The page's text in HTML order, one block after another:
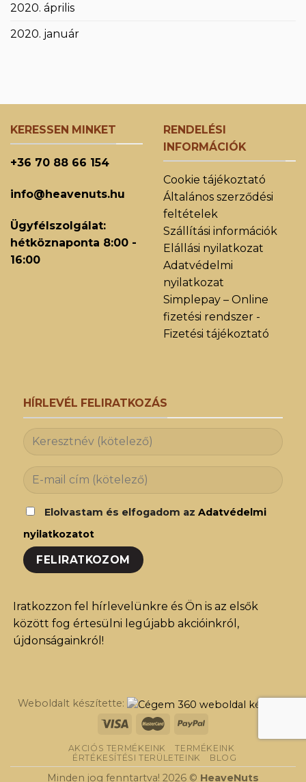
2020. április
2020. január
KERESSEN MINKET
+36 70 88 66 154
info@heavenuts.hu
Ügyfélszolgálat:
hétköznaponta 8:00 -
16:00
RENDELÉSI
INFORMÁCIÓK
Cookie tájékoztató
Általános szerződési
feltételek
Szállítási információk
Elállási nyilatkozat
Adatvédelmi
nyilatkozat
Simplepay – Online
fizetési rendszer -
Fizetési tájékoztató
HÍRLEVÉL FELIRATKOZÁS
Elolvastam és elfogadom az Adatvédelmi
nyilatkozatot
Iratkozzon fel hírlevelünkre és Ön is az elsők
között fog értesülni legújabb akcióinkról,
újdonságainkról!
Weboldalt készítette:
AKCIÓS TERMÉKEINK
TERMÉKEINK
ÉRTÉKESÍTÉSI TERÜLETEINK
BLOG
Minden jog fenntartva! 2026 © HeaveNuts